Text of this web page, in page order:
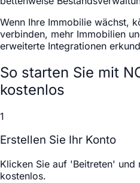
Wenn Ihre Immobilie wächst,
verbinden, mehr Immobilien
erweiterte Integrationen
So starten Sie mit
kostenlos
1
Erstellen Sie Ihr Konto
Klicken Sie auf 'Beitreten' und
kostenlos.